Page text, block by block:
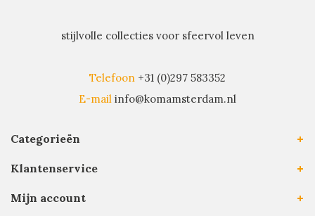
stijlvolle collecties voor sfeervol leven
Telefoon +31 (0)297 583352
E-mail info@komamsterdam.nl
Categorieën
Klantenservice
Mijn account